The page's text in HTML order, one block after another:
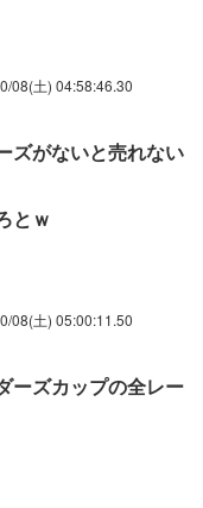
08(土) 04:58:46.30
ズがないと売れない
とｗ
08(土) 05:00:11.50
ーズカップの全レー